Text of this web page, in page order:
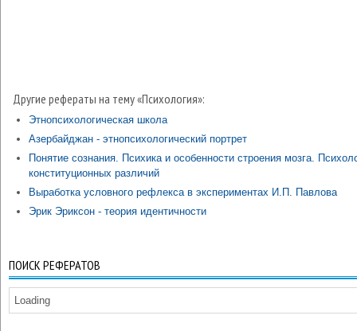
Другие рефераты на тему «Психология»:
Этнопсихологическая школа
Азербайджан - этнопсихологический портрет
Понятие сознания. Психика и особенности строения мозга.
конституционных различий
Выработка условного рефлекса в экспериментах И.П. Павлова
Эрик Эриксон - теория идентичности
ПОИСК РЕФЕРАТОВ
Loading